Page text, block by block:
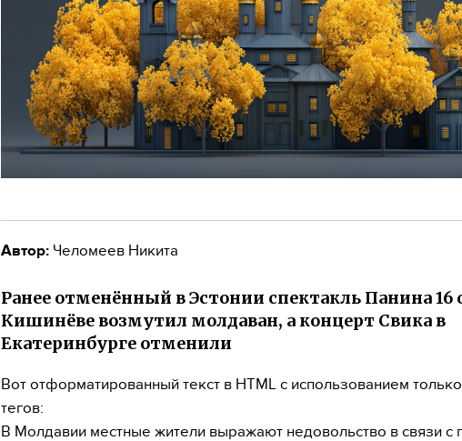
Автор: Челомеев Никита
Ранее отменённый в Эстонии спектакль Панина 16
Кишинёве возмутил молдаван, а концерт Свика в
Екатеринбурге отменили
Вот отформатированный текст в HTML с использованием
тегов:
В Молдавии местные жители выражают недовольство в связи с